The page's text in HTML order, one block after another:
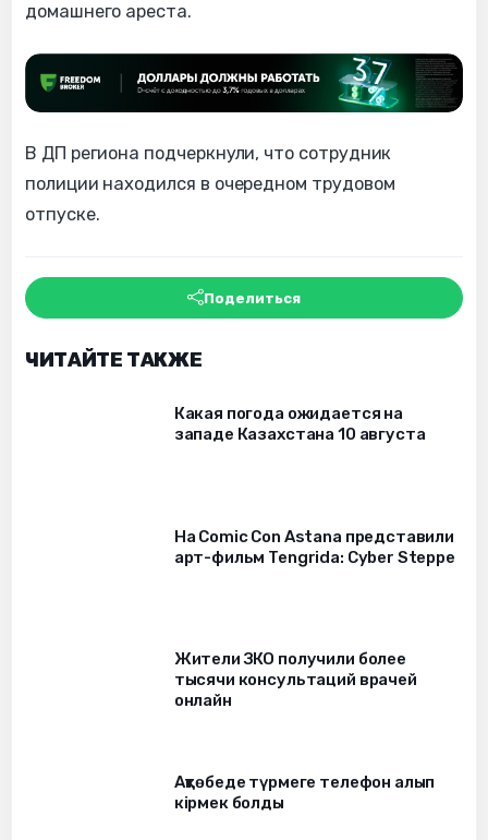
домашнего ареста.
В ДП региона подчеркнули, что сотрудник
полиции находился в очередном трудовом
отпуске.
Поделиться
ЧИТАЙТЕ ТАКЖЕ
Какая погода ожидается на
западе Казахстана 10 августа
На Comic Con Astana представили
арт-фильм Tengrida: Cyber Steppe
Жители ЗКО получили более
тысячи консультаций врачей
онлайн
Ақтөбеде түрмеге телефон алып
кірмек болды